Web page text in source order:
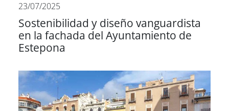
23/07/2025
Sostenibilidad y diseño vanguardista
en la fachada del Ayuntamiento de
Estepona